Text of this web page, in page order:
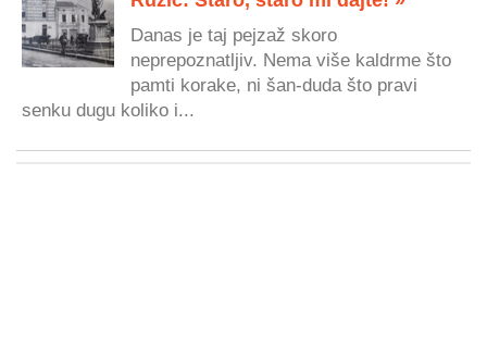
Danas je taj pejzaž skoro
neprepoznatljiv. Nema više kaldrme što
pamti korake, ni šan-duda što pravi
senku dugu koliko i...